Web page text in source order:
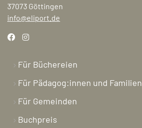
37073 Göttingen
info@eliport.de
Für Büchereien
Für Pädagog:innen und Familien
Für Gemeinden
Buchpreis